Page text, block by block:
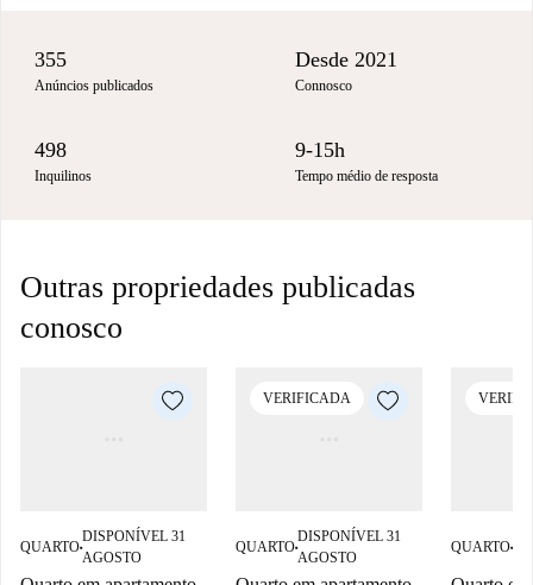
355
Anúncios publicados
Desde 2021
Connosco
498
Inquilinos
9-15h
Tempo médio de resposta
Outras propriedades publicadas
conosco
QUARTO■
DISPONÍVEL 31
AGOSTO
VERIFICADA
QUARTO■
DISPONÍVEL 31
AGOSTO
QUARTO■